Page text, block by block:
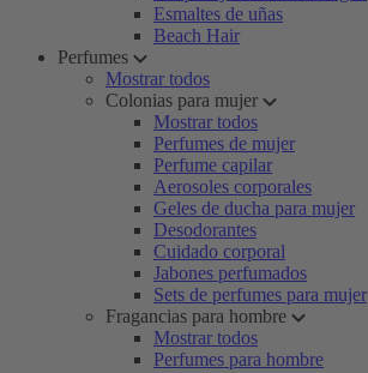
Esmaltes de uñas
Beach Hair
Perfumes
Mostrar todos
Colonias para mujer
Mostrar todos
Perfumes de mujer
Perfume capilar
Aerosoles corporales
Geles de ducha para mujer
Desodorantes
Cuidado corporal
Jabones perfumados
Sets de perfumes para mujer
Fragancias para hombre
Mostrar todos
Perfumes para hombre